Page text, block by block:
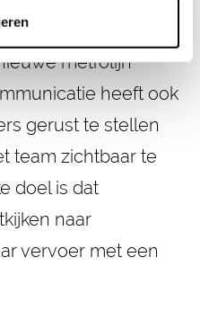
metrolijn
heeft ook
gerust te stellen
team zichtbaar te
doel is dat
naar
vervoer met een